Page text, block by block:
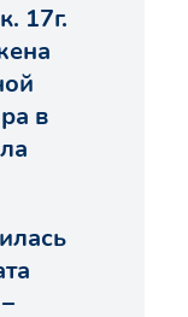
17г.
в